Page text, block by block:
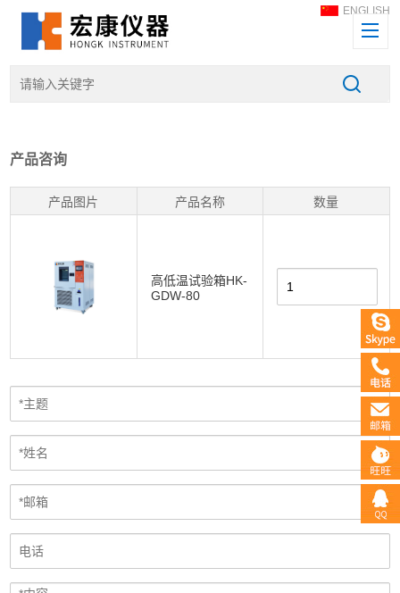
ENGLISH
产品咨询
产品图片 产品名称
高低温试验箱HK-
GDW-80
数量